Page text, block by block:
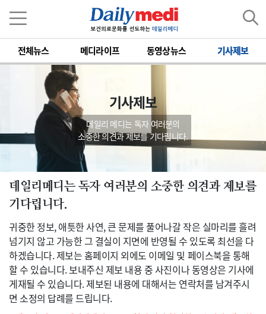
전체뉴스 메디라이프 동영상뉴스 기사제보
기사제보
데일리 메디는 독자 여러분의
소중한 의견과 제보를 기다립니다.
데일리메디는 독자 여러분의 소중한 의견과 제보를
기다립니다.
귀중한 정보, 애틋한 사연, 큰 문제를 풀어나갈 작은 실마리를 흘려
넘기지 않고 가능한 그 결실이 지면에 반영될 수 있도록 최선을 다
하겠습니다. 제보는 홈페이지 외에도 이메일 및 페이스북을 통해
할 수 있습니다. 보내주신 제보 내용 중 사진이나 동영상은 기사에
게재될 수 있습니다. 제보된 내용에 대해서는 연락처를 남겨주시
면 소정의 답례를 드립니다.